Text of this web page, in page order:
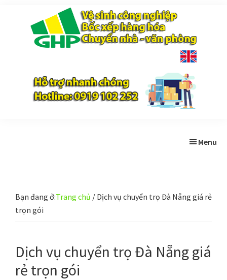
Phúc
lượng
-
Menu
Bạn đang ở:Trang chủ / Dịch vụ chuyển trọ Đà Nẵng giá rẻ
trọn gói
Dịch vụ chuyển trọ Đà Nẵng giá
rẻ trọn gói